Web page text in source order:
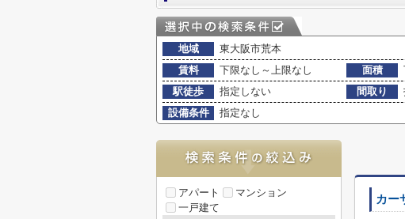
地域
東大阪市荒本
賃料
下限なし～上限なし 面積
駅徒歩
指定しない 間取り
設備条件
指定なし
カー
アパート
マンション
一戸建て